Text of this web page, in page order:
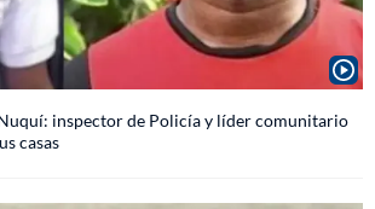
inspector de Policía y líder comunitario
casas